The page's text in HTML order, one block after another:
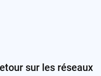
sur les réseaux